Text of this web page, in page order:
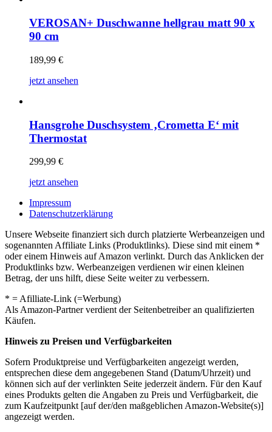
VEROSAN+ Duschwanne hellgrau matt 90 x
90 cm
189,99 €
jetzt ansehen
Hansgrohe Duschsystem ‚Crometta E‘ mit
Thermostat
299,99 €
jetzt ansehen
Impressum
Datenschutzerklärung
Unsere Webseite finanziert sich durch platzierte Werbeanzeigen und
sogenannten Affiliate Links (Produktlinks). Diese sind mit einem *
oder einem Hinweis auf Amazon verlinkt. Durch das Anklicken der
Produktlinks bzw. Werbeanzeigen verdienen wir einen kleinen
Betrag, der uns hilft, diese Seite weiter zu verbessern.
* = Afilliate-Link (=Werbung)
Als Amazon-Partner verdient der Seitenbetreiber an qualifizierten
Käufen.
Hinweis zu Preisen und Verfügbarkeiten
Sofern Produktpreise und Verfügbarkeiten angezeigt werden,
entsprechen diese dem angegebenen Stand (Datum/Uhrzeit) und
können sich auf der verlinkten Seite jederzeit ändern. Für den Kauf
eines Produkts gelten die Angaben zu Preis und Verfügbarkeit, die
zum Kaufzeitpunkt [auf der/den maßgeblichen Amazon-Website(s)]
angezeigt werden.